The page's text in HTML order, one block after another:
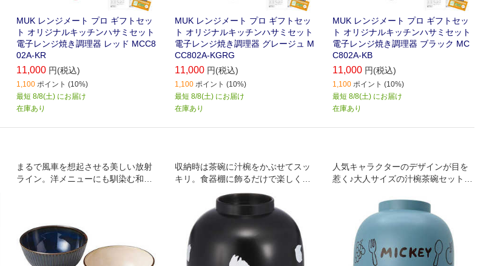
MUK レンジメート プロ ギフトセッ
ト オリジナルキッチンハサミセット
電子レンジ焼き調理器 レッド MCC8
02A-KR
11,000 円(税込)
1,100 ポイント (10%)
最短 8/8(土) にお届け
在庫あり
MUK レンジメート プロ ギフトセッ
ト オリジナルキッチンハサミセット
電子レンジ焼き調理器 グレージュ M
CC802A-KGRG
11,000 円(税込)
1,100 ポイント (10%)
最短 8/8(土) にお届け
在庫あり
MUK レンジメート プロ ギフトセッ
ト オリジナルキッチンハサミセット
電子レンジ焼き調理器 ブラック MC
C802A-KB
11,000 円(税込)
1,100 ポイント (10%)
最短 8/8(土) にお届け
在庫あり
まるで風車を想起させる美しい放射
ライン。洋メニューにも馴染む和モ
収納時は茶碗に汁椀をかぶせてスッ
キリ。食器棚に飾るだけで楽しくな
っちゃう。いつもの食卓がちょっと
楽しくなる器です。
人気キャラクターのデザインが目を
惹く♪大人サイズの汁椀茶碗セットが